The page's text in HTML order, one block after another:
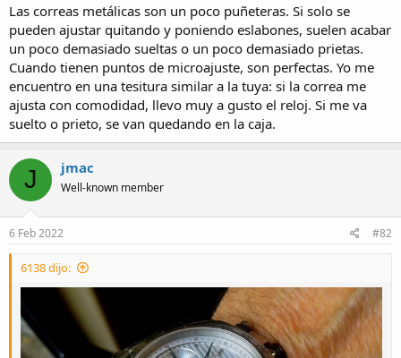
Las correas metálicas son un poco puñeteras. Si solo se
pueden ajustar quitando y poniendo eslabones, suelen acabar
un poco demasiado sueltas o un poco demasiado prietas.
Cuando tienen puntos de microajuste, son perfectas. Yo me
encuentro en una tesitura similar a la tuya: si la correa me
ajusta con comodidad, llevo muy a gusto el reloj. Si me va
suelto o prieto, se van quedando en la caja.
J jmac
Well-known member
6 Feb 2022 #82
6138 dijo: